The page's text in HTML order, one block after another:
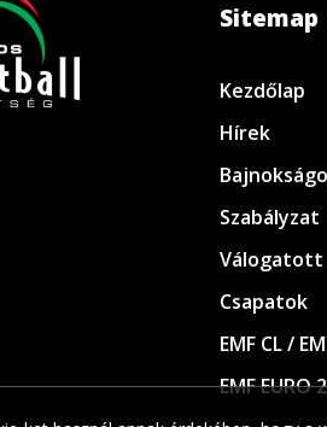
Sitemap
Kezdőlap
Hírek
Szabályzat
Válogatott
Csapatok
EMF CL /
EMF